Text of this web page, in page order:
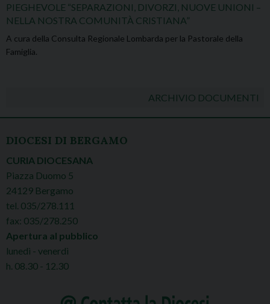
PIEGHEVOLE “SEPARAZIONI, DIVORZI, NUOVE UNIONI –
NELLA NOSTRA COMUNITÀ CRISTIANA”
A cura della Consulta Regionale Lombarda per la Pastorale della
Famiglia.
ARCHIVIO DOCUMENTI
DIOCESI DI BERGAMO
CURIA DIOCESANA
Piazza Duomo 5
24129 Bergamo
tel. 035/278.111
fax: 035/278.250
Apertura al pubblico
lunedì - venerdì
h. 08.30 - 12.30